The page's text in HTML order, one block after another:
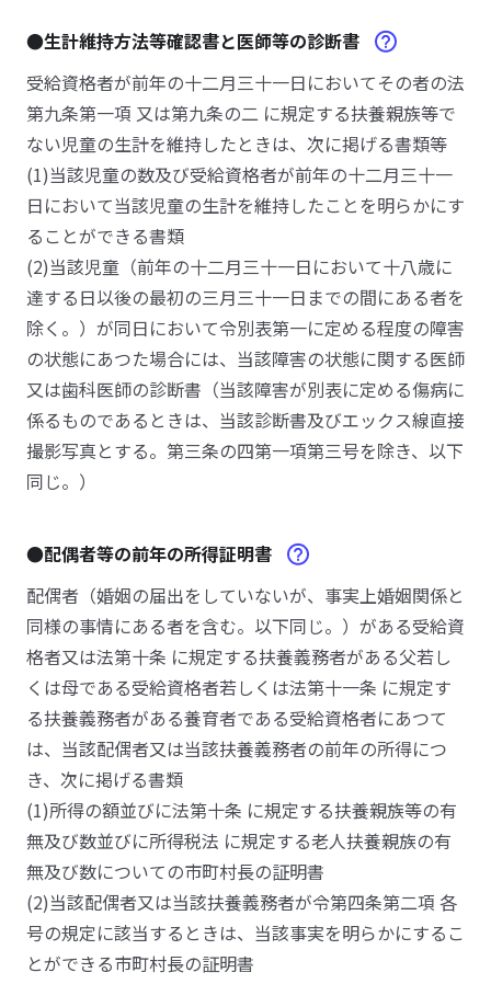
●生計維持方法等確認書と医師等の診断書
受給資格者が前年の十二月三十一日においてその者の法
第九条第一項 又は第九条の二 に規定する扶養親族等で
ない児童の生計を維持したときは、次に掲げる書類等
(1)当該児童の数及び受給資格者が前年の十二月三十一
日において当該児童の生計を維持したことを明らかにす
ることができる書類
(2)当該児童（前年の十二月三十一日において十八歳に
達する日以後の最初の三月三十一日までの間にある者を
除く。）が同日において令別表第一に定める程度の障害
の状態にあつた場合には、当該障害の状態に関する医師
又は歯科医師の診断書（当該障害が別表に定める傷病に
係るものであるときは、当該診断書及びエックス線直接
撮影写真とする。第三条の四第一項第三号を除き、以下
同じ。）
●配偶者等の前年の所得証明書
配偶者（婚姻の届出をしていないが、事実上婚姻関係と
同様の事情にある者を含む。以下同じ。）がある受給資
格者又は法第十条 に規定する扶養義務者がある父若し
くは母である受給資格者若しくは法第十一条 に規定す
る扶養義務者がある養育者である受給資格者にあつて
は、当該配偶者又は当該扶養義務者の前年の所得につ
き、次に掲げる書類
(1)所得の額並びに法第十条 に規定する扶養親族等の有
無及び数並びに所得税法 に規定する老人扶養親族の有
無及び数についての市町村長の証明書
(2)当該配偶者又は当該扶養義務者が令第四条第二項 各
号の規定に該当するときは、当該事実を明らかにするこ
とができる市町村長の証明書